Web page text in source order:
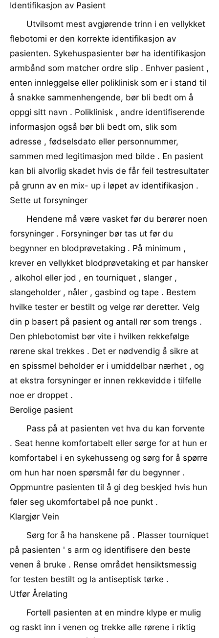
Identifikasjon av Pasient
Utvilsomt mest avgjørende trinn i en vellykket
flebotomi er den korrekte identifikasjon av
pasienten. Sykehuspasienter bør ha identifikasjon
armbånd som matcher ordre slip . Enhver pasient ,
enten innleggelse eller poliklinisk som er i stand til
å snakke sammenhengende, bør bli bedt om å
oppgi sitt navn . Poliklinisk , andre identifiserende
informasjon også bør bli bedt om, slik som
adresse , fødselsdato eller personnummer,
sammen med legitimasjon med bilde . En pasient
kan bli alvorlig skadet hvis de får feil testresultater
på grunn av en mix- up i løpet av identifikasjon .
Sette ut forsyninger
Hendene må være vasket før du berører noen
forsyninger . Forsyninger bør tas ut før du
begynner en blodprøvetaking . På minimum ,
krever en vellykket blodprøvetaking et par hansker
, alkohol eller jod , en tourniquet , slanger ,
slangeholder , nåler , gasbind og tape . Bestem
hvilke tester er bestilt og velge rør deretter. Velg
din p basert på pasient og antall rør som trengs .
Den phlebotomist bør vite i hvilken rekkefølge
rørene skal trekkes . Det er nødvendig å sikre at
en spissmel beholder er i umiddelbar nærhet , og
at ekstra forsyninger er innen rekkevidde i tilfelle
noe er droppet .
Berolige pasient
Pass på at pasienten vet hva du kan forvente
. Seat henne komfortabelt eller sørge for at hun er
komfortabel i en sykehusseng og sørg for å spørre
om hun har noen spørsmål før du begynner .
Oppmuntre pasienten til å gi deg beskjed hvis hun
føler seg ukomfortabel på noe punkt .
Klargjør Vein
Sørg for å ha hanskene på . Plasser tourniquet
på pasienten ' s arm og identifisere den beste
venen å bruke . Rense området hensiktsmessig
for testen bestilt og la antiseptisk tørke .
Utfør Årelating
Fortell pasienten at en mindre klype er mulig
og raskt inn i venen og trekke alle rørene i riktig